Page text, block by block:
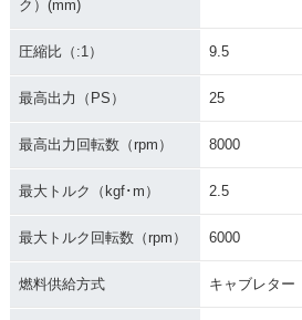
ク）(mm)
圧縮比（:1） 9.5
最高出力（PS） 25
最高出力回転数（rpm） 8000
最大トルク（kgf･m） 2.5
最大トルク回転数（rpm） 6000
燃料供給方式 キャブレター